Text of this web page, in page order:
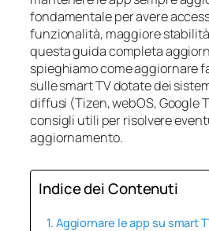
fondamentale per avere
funzionalità, maggiore
questa guida completa
spieghiamo come aggiornare
sulle smart TV dotate dei
diffusi (Tizen, webOS, Google
consigli utili per risolvere
aggiornamento.
Indice dei Contenuti
Aggiornare le app su smart